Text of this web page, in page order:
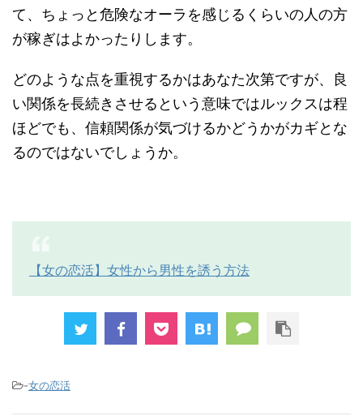
て、ちょっと危険なオーラを感じるくらいの人の方
が稼ぎはよかったりします。
どのような点を重視するかはあなた次第ですが、良
い関係を長続きさせるという意味ではルックスは程
ほどでも、信頼関係が気づけるかどうかがカギとな
るのではないでしょうか。
【女の恋活】女性から男性を誘う方法
-女の恋活